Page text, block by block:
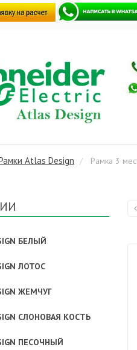
Atlas Design Рамка 3
БЕЛЫЙ
ЛОТОС
ЖЕМЧУГ
СЛОНОВАЯ КОСТЬ
ПЕСОЧНЫЙ